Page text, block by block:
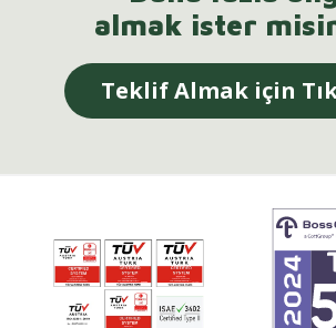
almak ister
Teklif Almak için